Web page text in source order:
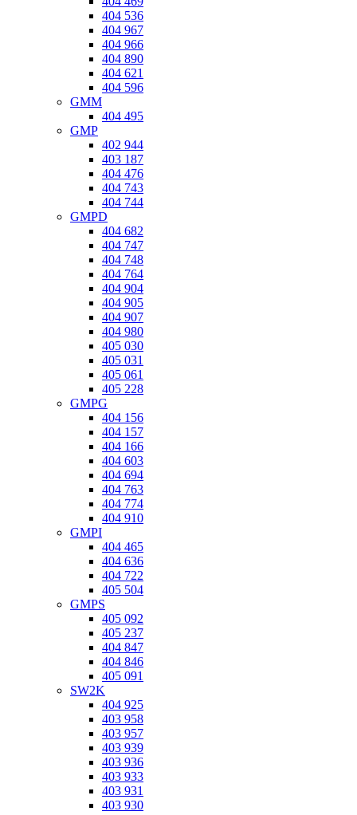
404 536
404 967
404 966
404 890
404 621
404 596
GMM
404 495
GMP
402 944
403 187
404 476
404 743
404 744
GMPD
404 682
404 747
404 748
404 764
404 904
404 905
404 907
404 980
405 030
405 031
405 061
405 228
GMPG
404 156
404 157
404 166
404 603
404 694
404 763
404 774
404 910
GMPI
404 465
404 636
404 722
405 504
GMPS
405 092
405 237
404 847
404 846
405 091
SW2K
404 925
403 958
403 957
403 939
403 936
403 933
403 931
403 930